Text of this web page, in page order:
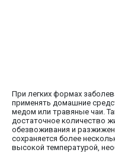
При легких формах
применять домашние
медом или травяные чаи.
достаточное количество
обезвоживания и
сохраняется более
высокой температурой,